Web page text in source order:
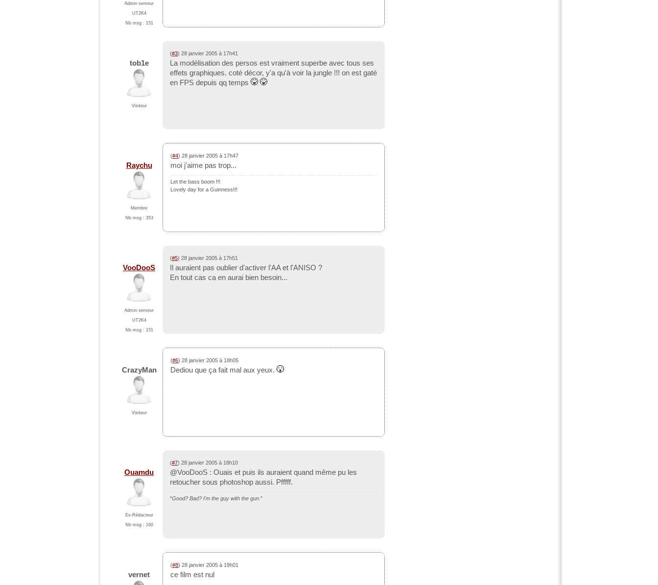
Admin serveur
UT2K4
Nb msg : 151
tob1e
Visiteur
(#3) 28 janvier 2005 à 17h41
La modélisation des persos est vraiment superbe avec tous ses
effets graphiques. coté décor, y'a qu'à voir la jungle !!! on est gaté
en FPS depuis qq temps
Raychu
Membre
Nb msg : 353
(#4) 28 janvier 2005 à 17h47
moi j'aime pas trop...
Let the bass boom !!!
Lovely day for a Guinness!!!
VooDooS
Admin serveur
UT2K4
Nb msg : 151
(#5) 28 janvier 2005 à 17h51
Il auraient pas oublier d'activer l'AA et l'ANISO ?
En tout cas ca en aurai bien besoin...
CrazyMan
Visiteur
(#6) 28 janvier 2005 à 18h05
Dediou que ça fait mal aux yeux.
Ouamdu
Ex-Rédacteur
Nb msg : 160
(#7) 28 janvier 2005 à 18h10
@VooDooS : Ouais et puis ils auraient quand même pu les
retoucher sous photoshop aussi. Pfffff.
"Good? Bad? I'm the guy with the gun. "
vernet
(#8) 28 janvier 2005 à 19h01
ce film est nul